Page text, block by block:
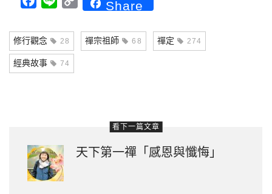
Facebook
Line CopyShare
修行觀念 28 禪宗祖師 68 禪定 274
經典故事 74
看下一篇文章
天下第一禪「感恩與懺悔」